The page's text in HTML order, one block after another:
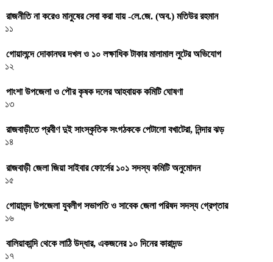
রাজনীতি না করেও মানুষের সেবা করা যায় -লে.জে. (অব.) মতিউর রহমান
১১
গোয়ালন্দে দোকানঘর দখল ও ১০ লক্ষাধিক টাকার মালামাল লুটের অভিযোগ
১২
পাংশা উপজেলা ও পৌর কৃষক দলের আহবায়ক কমিটি ঘোষণা
১৩
রাজবাড়ীতে প্রবীণ দুই সাংস্কৃতিক সংগঠককে পেটালো বখাটেরা, নিন্দার ঝড়
১৪
রাজবাড়ী জেলা জিয়া সাইবার ফোর্সের ১০১ সদস্য কমিটি অনুমোদন
১৫
গোয়ালন্দ উপজেলা যুবলীগ সভাপতি ও সাবেক জেলা পরিষদ সদস্য গ্রেপ্তার
১৬
বালিয়াকান্দি থেকে লাঠি উদ্ধার, একজনের ১০ দিনের কারাদন্ড
১৭